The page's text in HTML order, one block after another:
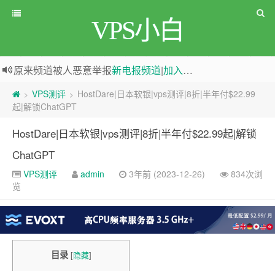
VPS小白
原来频道被人恶意举报新电报频道|加入电报群
> VPS测评 > HostDare|日本软银|vps测评|8折|半年付$22.99
起|解锁ChatGPT
HostDare|日本软银|vps测评|8折|半年付$22.99起|解锁
ChatGPT
VPS测评 admin 3年前 (2023-12-26)
834次浏
览
目录 [隐藏]